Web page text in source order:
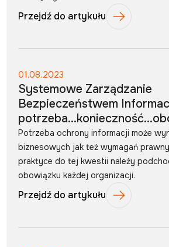
Przejdź do artykułu
01.08.2023
Systemowe Zarządzanie
Bezpieczeństwem
Potrzeba ochrony informacji może
biznesowych jak też wymagań
praktyce do tej kwestii należy
obowiązku każdej organizacji.
Przejdź do artykułu